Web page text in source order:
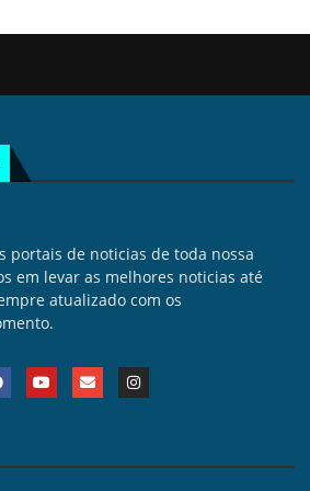
portais de noticias de toda nossa
em levar as melhores noticias até
atualizado com os